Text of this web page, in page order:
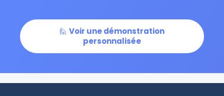
🙋 Voir une démonstration
personnalisée